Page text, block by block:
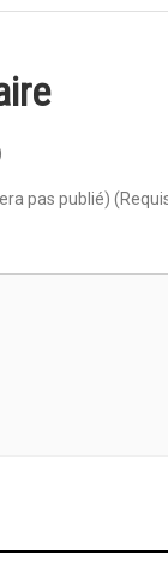
pas publié)